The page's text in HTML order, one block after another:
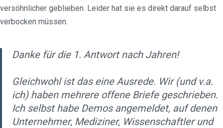
versöhnlicher geblieben. Leider hat sie es direkt darauf selbst
verbocken müssen.
Danke für die 1. Antwort nach Jahren!
Gleichwohl ist das eine Ausrede. Wir (und v.a.
ich) haben mehrere offene Briefe geschrieben.
Ich selbst habe Demos angemeldet, auf denen
Unternehmer, Mediziner, Wissenschaftler und